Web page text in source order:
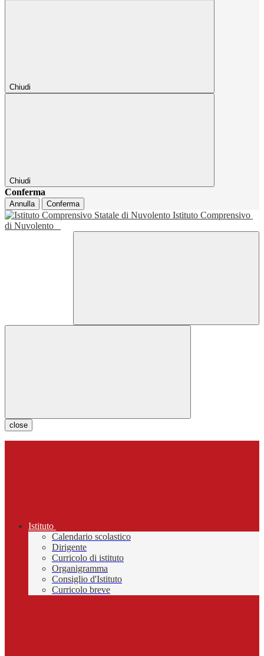
Chiudi
Chiudi
Conferma
Annulla Conferma
Istituto Comprensivo
di Nuvolento
close
Istituto
Calendario scolastico
Dirigente
Curricolo di istituto
Organigramma
Consiglio d'Istituto
Curricolo breve